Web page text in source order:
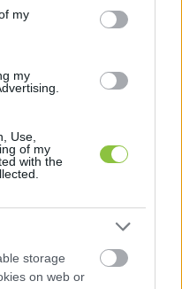
my
my
Use,
of my
with the
storage
on web or
a hazai
a független sajtó
A média szerepéről
együtt